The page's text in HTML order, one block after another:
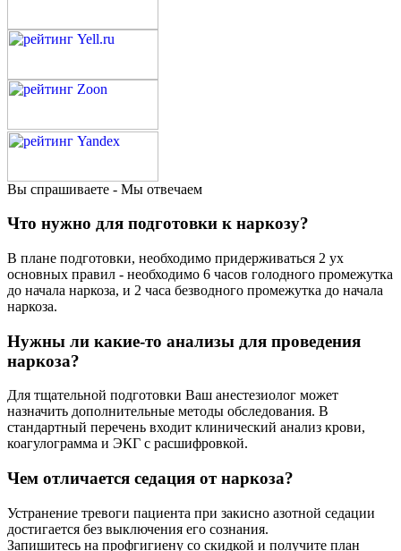
Вы спрашиваете - Мы отвечаем
Что нужно для подготовки к наркозу?
В плане подготовки, необходимо придерживаться 2 ух
основных правил - необходимо 6 часов голодного промежутка
до начала наркоза, и 2 часа безводного промежутка до начала
наркоза.
Нужны ли какие-то анализы для проведения
наркоза?
Для тщательной подготовки Ваш анестезиолог может
назначить дополнительные методы обследования. В
стандартный перечень входит клинический анализ крови,
коагулограмма и ЭКГ с расшифровкой.
Чем отличается седация от наркоза?
Устранение тревоги пациента при закисно азотной седации
достигается без выключения его сознания.
Запишитесь на профгигиену со скидкой и получите план